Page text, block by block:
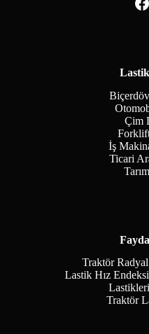
Çim
İş
Ticari
Traktör Radyal
Lastik Hız
Traktör